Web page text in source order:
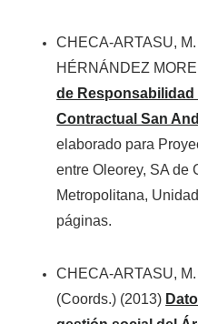
CHECA-ARTASU,
HÉRNÁNDEZ
de Responsabilidad
Contractual San
elaborado para
entre Oleorey, SA de
Metropolitana,
páginas.
CHECA-ARTASU,
(Coords.) (2013)